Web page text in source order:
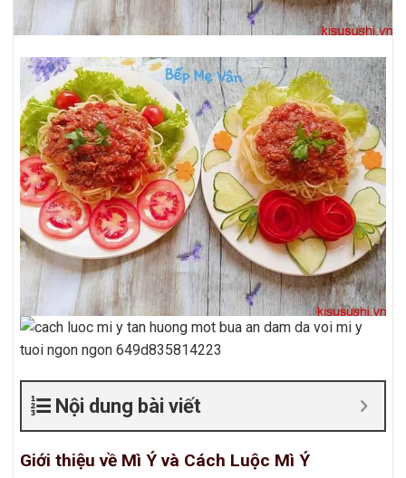
Nội dung bài viết
Giới thiệu về Mì Ý và Cách Luộc Mì Ý